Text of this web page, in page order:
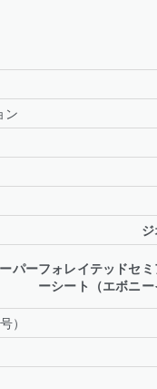
ン
パーフォレイテッドセ
ーシート（エボニー
）